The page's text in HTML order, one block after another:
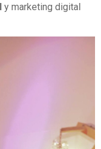
y marketing digital